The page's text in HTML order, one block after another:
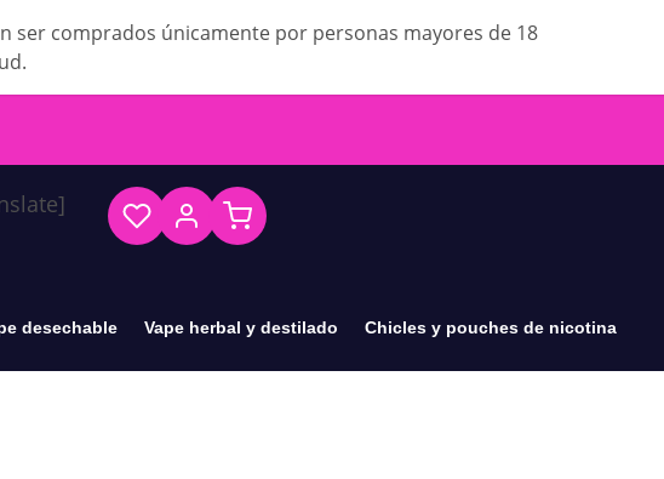
ser comprados únicamente por personas mayores de 18
desechable Vape herbal y destilado Chicles y pouches de nicotina